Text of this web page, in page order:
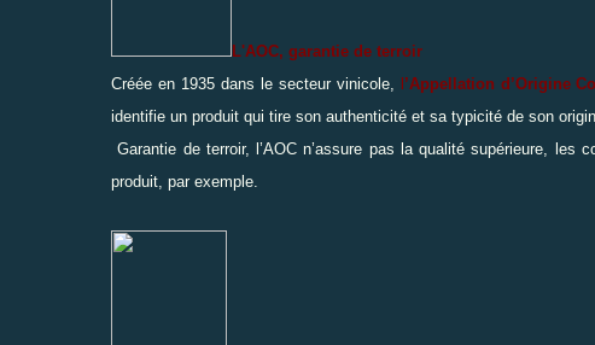
L'AOC, garantie de terroir
Créée en 1935 dans le secteur vinicole,
’Appellation d’Origine
identifie un produit qui tire son authenticité et sa typicité de son
Garantie de terroir, l’AOC n’assure pas la qualité supérieure,
produit, par exemple.